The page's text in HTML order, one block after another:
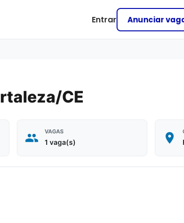
Entrar Anunciar
CE
VAGAS
1 vaga(s)